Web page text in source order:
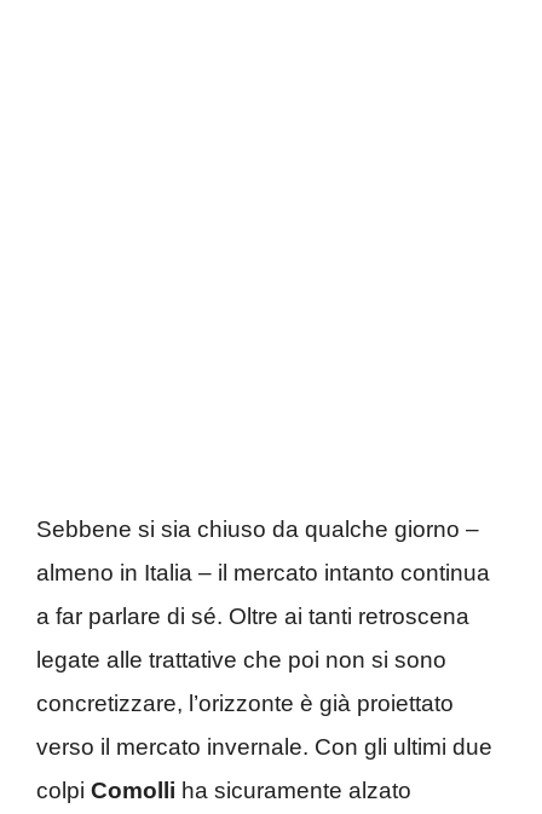
Sebbene si sia chiuso da qualche giorno –
almeno in Italia – il mercato intanto continua
a far parlare di sé. Oltre ai tanti retroscena
legate alle trattative che poi non si sono
concretizzare, l’orizzonte è già proiettato
verso il mercato invernale. Con gli ultimi due
colpi Comolli ha sicuramente alzato